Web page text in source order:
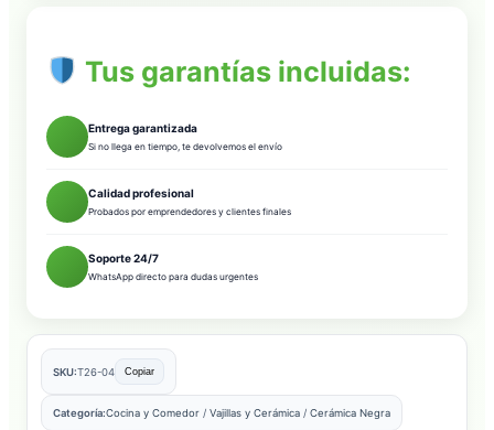
Tus garantías incluidas:
Entrega garantizada
Si no llega en tiempo, te devolvemos el envío
Calidad profesional
Probados por emprendedores y clientes finales
Soporte 24/7
WhatsApp directo para dudas urgentes
SKU:T26-04 Copiar
Categoría:Cocina y Comedor / Vajillas y Cerámica / Cerámica Negra